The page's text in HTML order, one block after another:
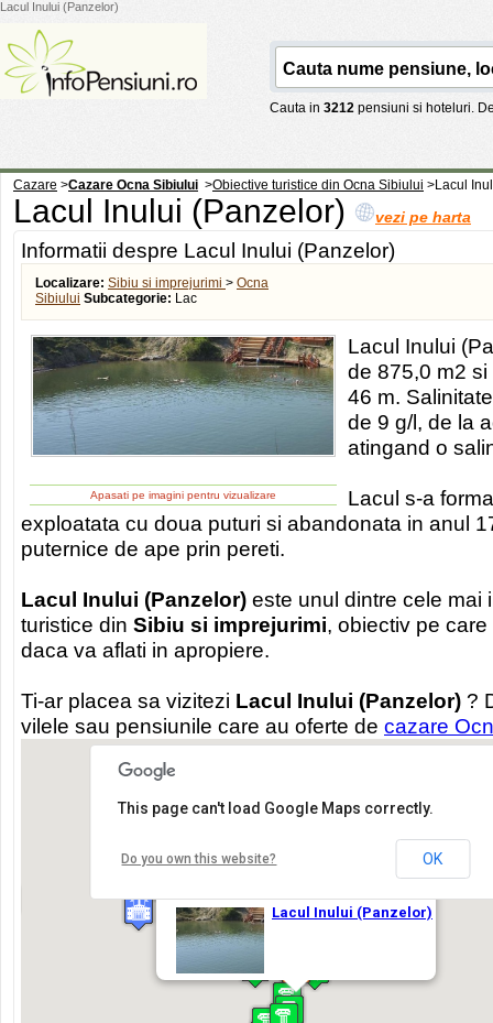
Lacul Inului (Panzelor)
Cauta in 3212 pensiuni si hoteluri.
Cazare >Cazare Ocna Sibiului >Obiective turistice din Ocna Sibiului >Lacul
Lacul Inului (Panzelor) vezi pe harta
Informatii despre Lacul Inului (Panzelor)
Localizare: Sibiu si imprejurimi > Ocna
Sibiului Subcategorie: Lac
Apasati pe imagini pentru vizualizare
Lacul Inului
de 875,0 m2
46 m.
de 9 g/l, de la
atingand o
Lacul s-a
exploatata cu doua puturi si abandonata in anul
puternice de ape prin pereti.
Lacul Inului (Panzelor) este unul dintre cele mai
turistice din Sibiu si imprejurimi, obiectiv pe
daca va aflati in apropiere.
Ti-ar placea sa vizitezi Lacul Inului (Panzelor) ?
vilele sau pensiunile care au oferte de cazare